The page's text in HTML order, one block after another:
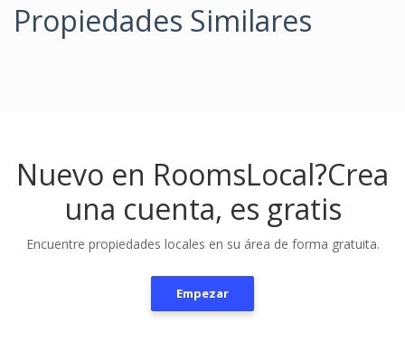
Propiedades Similares
Nuevo en RoomsLocal?Crea
una cuenta, es gratis
Encuentre propiedades locales en su área de forma gratuita.
Empezar